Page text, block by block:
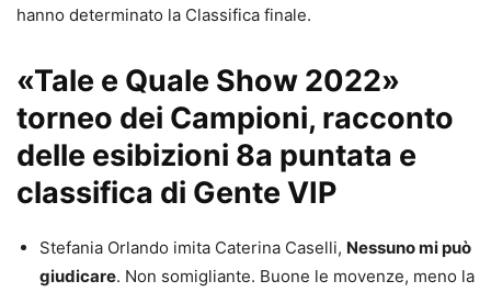
hanno determinato la Classifica finale.
«Tale e Quale Show 2022»
torneo dei Campioni, racconto
delle esibizioni 8a puntata e
classifica di Gente VIP
Stefania Orlando imita Caterina Caselli, Nessuno mi può
giudicare. Non somigliante. Buone le movenze, meno la